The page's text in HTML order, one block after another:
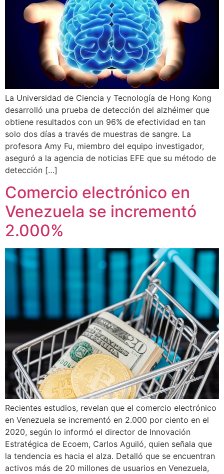
La Universidad de Ciencia y Tecnología de Hong Kong
desarrolló una prueba de detección del alzhéimer que
obtiene resultados con un 96% de efectividad en tan
solo dos días a través de muestras de sangre. La
profesora Amy Fu, miembro del equipo investigador,
aseguró a la agencia de noticias EFE que su método de
detección […]
Comercio electrónico en
Venezuela se incrementó
2.000%
Recientes estudios, revelan que el comercio electrónico
en Venezuela se incrementó en 2.000 por ciento en el
2020, según lo informó el director de Innovación
Estratégica de Ecoem, Carlos Aguiló, quien señala que
la tendencia es hacia el alza. Detalló que se encuentran
activos más de 20 millones de usuarios en Venezuela,